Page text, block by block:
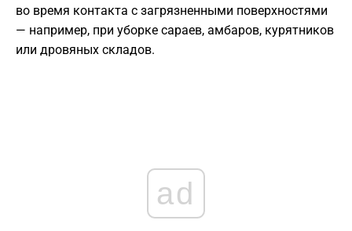
во время контакта с загрязненными поверхностями
— например, при уборке сараев, амбаров, курятников
или дровяных складов.
ad